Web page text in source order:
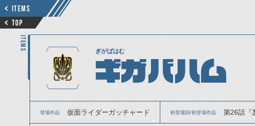
ITEMS
TOP
ITEMS
ぎがばはむ
ギガバハム
登場作品 仮面ライダーガッチャード 初登場回/初登場作品 第26話『